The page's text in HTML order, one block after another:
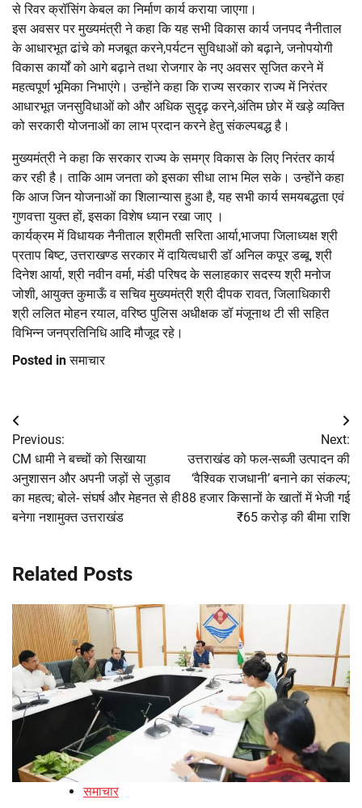
से रिवर क्रॉसिंग केबल का निर्माण कार्य कराया जाएगा।
इस अवसर पर मुख्यमंत्री ने कहा कि यह सभी विकास कार्य जनपद नैनीताल
के आधारभूत ढांचे को मजबूत करने,पर्यटन सुविधाओं को बढ़ाने, जनोपयोगी
विकास कार्यों को आगे बढ़ाने तथा रोजगार के नए अवसर सृजित करने में
महत्वपूर्ण भूमिका निभाएंगे। उन्होंने कहा कि राज्य सरकार राज्य में निरंतर
आधारभूत जनसुविधाओं को और अधिक सुदृढ़ करने,अंतिम छोर में खड़े व्यक्ति
को सरकारी योजनाओं का लाभ प्रदान करने हेतु संकल्पबद्ध है।
मुख्यमंत्री ने कहा कि सरकार राज्य के समग्र विकास के लिए निरंतर कार्य
कर रही है। ताकि आम जनता को इसका सीधा लाभ मिल सके। उन्होंने कहा
कि आज जिन योजनाओं का शिलान्यास हुआ है, यह सभी कार्य समयबद्धता एवं
गुणवत्ता युक्त हों, इसका विशेष ध्यान रखा जाए ।
कार्यक्रम में विधायक नैनीताल श्रीमती सरिता आर्या,भाजपा जिलाध्यक्ष श्री
प्रताप बिष्ट, उत्तराखण्ड सरकार में दायित्वधारी डॉ अनिल कपूर डब्बू, श्री
दिनेश आर्या, श्री नवीन वर्मा, मंडी परिषद के सलाहकार सदस्य श्री मनोज
जोशी, आयुक्त कुमाऊँ व सचिव मुख्यमंत्री श्री दीपक रावत, जिलाधिकारी
श्री ललित मोहन रयाल, वरिष्ठ पुलिस अधीक्षक डॉ मंजूनाथ टी सी सहित
विभिन्न जनप्रतिनिधि आदि मौजूद रहे।
Posted inसमाचार
Post
navigation
Previous:
CM धामी ने बच्चों को सिखाया
अनुशासन और अपनी जड़ों से जुड़ाव
का महत्व; बोले- संघर्ष और मेहनत से ही
बनेगा नशामुक्त उत्तराखंड
Next:
उत्तराखंड को फल-सब्जी उत्पादन की
‘वैश्विक राजधानी’ बनाने का संकल्प;
88 हजार किसानों के खातों में भेजी गई
₹65 करोड़ की बीमा राशि
Related Posts
समाचार